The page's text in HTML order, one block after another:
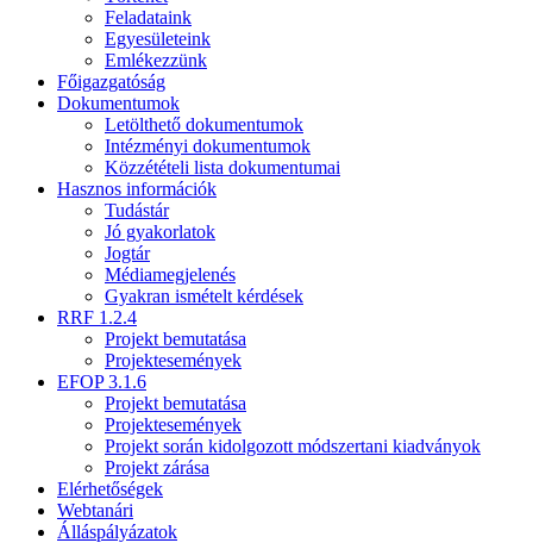
Feladataink
Egyesületeink
Emlékezzünk
Főigazgatóság
Dokumentumok
Letölthető dokumentumok
Intézményi dokumentumok
Közzétételi lista dokumentumai
Hasznos információk
Tudástár
Jó gyakorlatok
Jogtár
Médiamegjelenés
Gyakran ismételt kérdések
RRF 1.2.4
Projekt bemutatása
Projektesemények
EFOP 3.1.6
Projekt bemutatása
Projektesemények
Projekt során kidolgozott módszertani kiadványok
Projekt zárása
Elérhetőségek
Webtanári
Álláspályázatok